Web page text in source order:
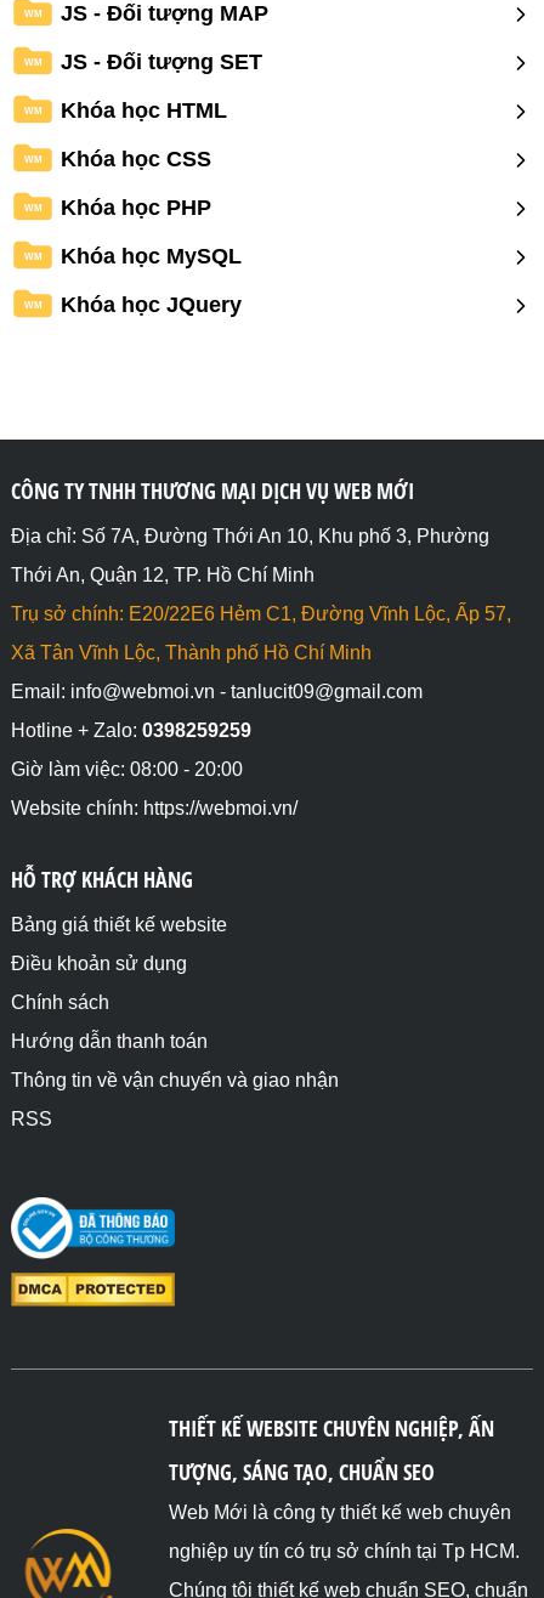
WM JS - Đối tượng MAP
WM JS - Đối tượng SET
WM Khóa học HTML
WM Khóa học CSS
WM Khóa học PHP
WM Khóa học MySQL
WM Khóa học JQuery
CÔNG TY TNHH THƯƠNG MẠI DỊCH VỤ WEB MỚI
Địa chỉ: Số 7A, Đường Thới An 10, Khu phố 3, Phường
Thới An, Quận 12, TP. Hồ Chí Minh
Trụ sở chính: E20/22E6 Hẻm C1, Đường Vĩnh Lộc, Ấp 57,
Xã Tân Vĩnh Lộc, Thành phố Hồ Chí Minh
Email: info@webmoi.vn - tanlucit09@gmail.com
Hotline + Zalo: 0398259259
Giờ làm việc: 08:00 - 20:00
Website chính: https://webmoi.vn/
HỖ TRỢ KHÁCH HÀNG
Bảng giá thiết kế website
Điều khoản sử dụng
Chính sách
Hướng dẫn thanh toán
Thông tin về vận chuyển và giao nhận
RSS
THIẾT KẾ WEBSITE CHUYÊN NGHIỆP, ẤN
TƯỢNG, SÁNG TẠO, CHUẨN SEO
Web Mới là công ty thiết kế web chuyên
nghiệp uy tín có trụ sở chính tại Tp HCM.
Chúng tôi thiết kế web chuẩn SEO, chuẩn